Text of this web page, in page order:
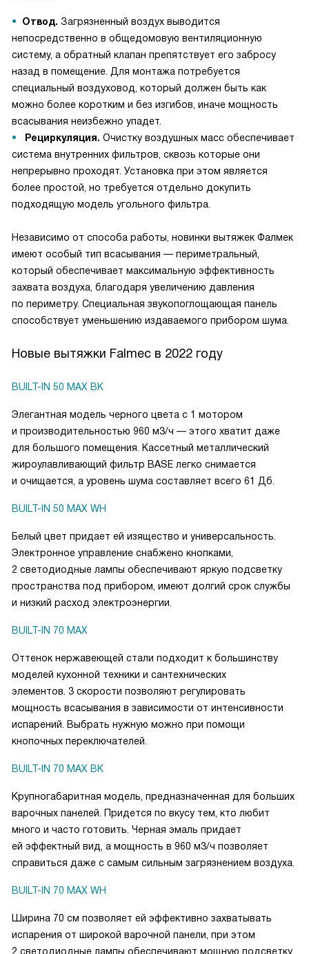
Отвод. Загрязненный воздух выводится
непосредственно в общедомовую вентиляционную
систему, а обратный клапан препятствует его забросу
назад в помещение. Для монтажа потребуется
специальный воздуховод, который должен быть как
можно более коротким и без изгибов, иначе мощность
всасывания неизбежно упадет.
Рециркуляция. Очистку воздушных масс обеспечивает
система внутренних фильтров, сквозь которые они
непрерывно проходят. Установка при этом является
более простой, но требуется отдельно докупить
подходящую модель угольного фильтра.
Независимо от способа работы, новинки вытяжек Фалмек
имеют особый тип всасывания — периметральный,
который обеспечивает максимальную эффективность
захвата воздуха, благодаря увеличению давления
по периметру. Специальная звукопоглощающая панель
способствует уменьшению издаваемого прибором шума.
Новые вытяжки Falmec в 2022 году
BUILT-IN 50 MAX BK
Элегантная модель черного цвета с 1 мотором
и производительностью 960 м3/ч — этого хватит даже
для большого помещения. Кассетный металлический
жироулавливающий фильтр BASE легко снимается
и очищается, а уровень шума составляет всего 61 Дб.
BUILT-IN 50 MAX WH
Белый цвет придает ей изящество и универсальность.
Электронное управление снабжено кнопками,
2 светодиодные лампы обеспечивают яркую подсветку
пространства под прибором, имеют долгий срок службы
и низкий расход электроэнергии.
BUILT-IN 70 MAX
Оттенок нержавеющей стали подходит к большинству
моделей кухонной техники и сантехнических
элементов. 3 скорости позволяют регулировать
мощность всасывания в зависимости от интенсивности
испарений. Выбрать нужную можно при помощи
кнопочных переключателей.
BUILT-IN 70 MAX BK
Крупногабаритная модель, предназначенная для больших
варочных панелей. Придется по вкусу тем, кто любит
много и часто готовить. Черная эмаль придает
ей эффектный вид, а мощность в 960 м3/ч позволяет
справиться даже с самым сильным загрязнением воздуха.
BUILT-IN 70 MAX WH
Ширина 70 см позволяет ей эффективно захватывать
испарения от широкой варочной панели, при этом
2 светодиодные лампы обеспечивают мощную подсветку